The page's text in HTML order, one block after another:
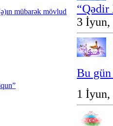
mübarək mövlud
“Qədir
3
Bu
1